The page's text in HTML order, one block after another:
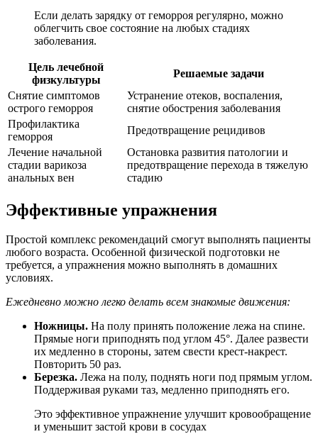
Если делать зарядку от геморроя регулярно, можно
облегчить свое состояние на любых стадиях
заболевания.
Цель лечебной
физкультуры
Решаемые задачи
Снятие симптомов
острого геморроя
Устранение отеков, воспаления,
снятие обострения заболевания
Профилактика
геморроя
Предотвращение рецидивов
Лечение начальной
стадии варикоза
анальных вен
Остановка развития патологии и
предотвращение перехода в тяжелую
стадию
Эффективные упражнения
Простой комплекс рекомендаций смогут выполнять пациенты
любого возраста. Особенной физической подготовки не
требуется, а упражнения можно выполнять в домашних
условиях.
Ежедневно можно легко делать всем знакомые движения:
Ножницы. На полу принять положение лежа на спине.
Прямые ноги приподнять под углом 45°. Далее развести
их медленно в стороны, затем свести крест-накрест.
Повторить 50 раз.
Березка. Лежа на полу, поднять ноги под прямым углом.
Поддерживая руками таз, медленно приподнять его.
Это эффективное упражнение улучшит кровообращение
и уменьшит застой крови в сосудах